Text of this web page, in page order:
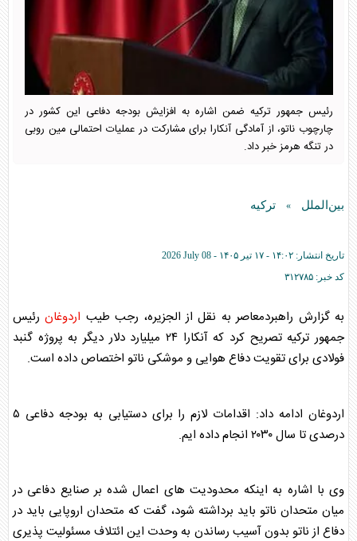
رئیس جمهور ترکیه ضمن اشاره به افزایش بودجه دفاعی این کشور در
چارچوب ناتو، از آمادگی آنکارا برای مشارکت در عملیات احتمالی مین روبی
در تنگه هرمز خبر داد.
بین‌الملل » ترکیه
تاریخ انتشار: ۱۴:۰۲ - ۱۷ تير ۱۴۰۵ -
2026 July 08
کد خبر: ۳۱۲۷۸۵
به گزارش راهبردمعاصر به نقل از الجزیره، رجب طیب اردوغانرئیس
جمهور ترکیه تصریح کرد که آنکارا ۲۴ میلیارد دلار دیگر به پروژه گنبد
فولادی برای تقویت دفاع هوایی و موشکی ناتو اختصاص داده است.
اردوغان
ادامه داد: اقدامات لازم را برای دستیابی به بودجه دفاعی ۵
درصدی تا سال ۲۰۳۰ انجام داده ایم.
وی با اشاره به اینکه محدودیت های اعمال شده بر صنایع دفاعی در
میان متحدان ناتو باید برداشته شود، گفت که متحدان اروپایی باید در
دفاع از ناتو بدون آسیب رساندن به وحدت این ائتلاف مسئولیت پذیری